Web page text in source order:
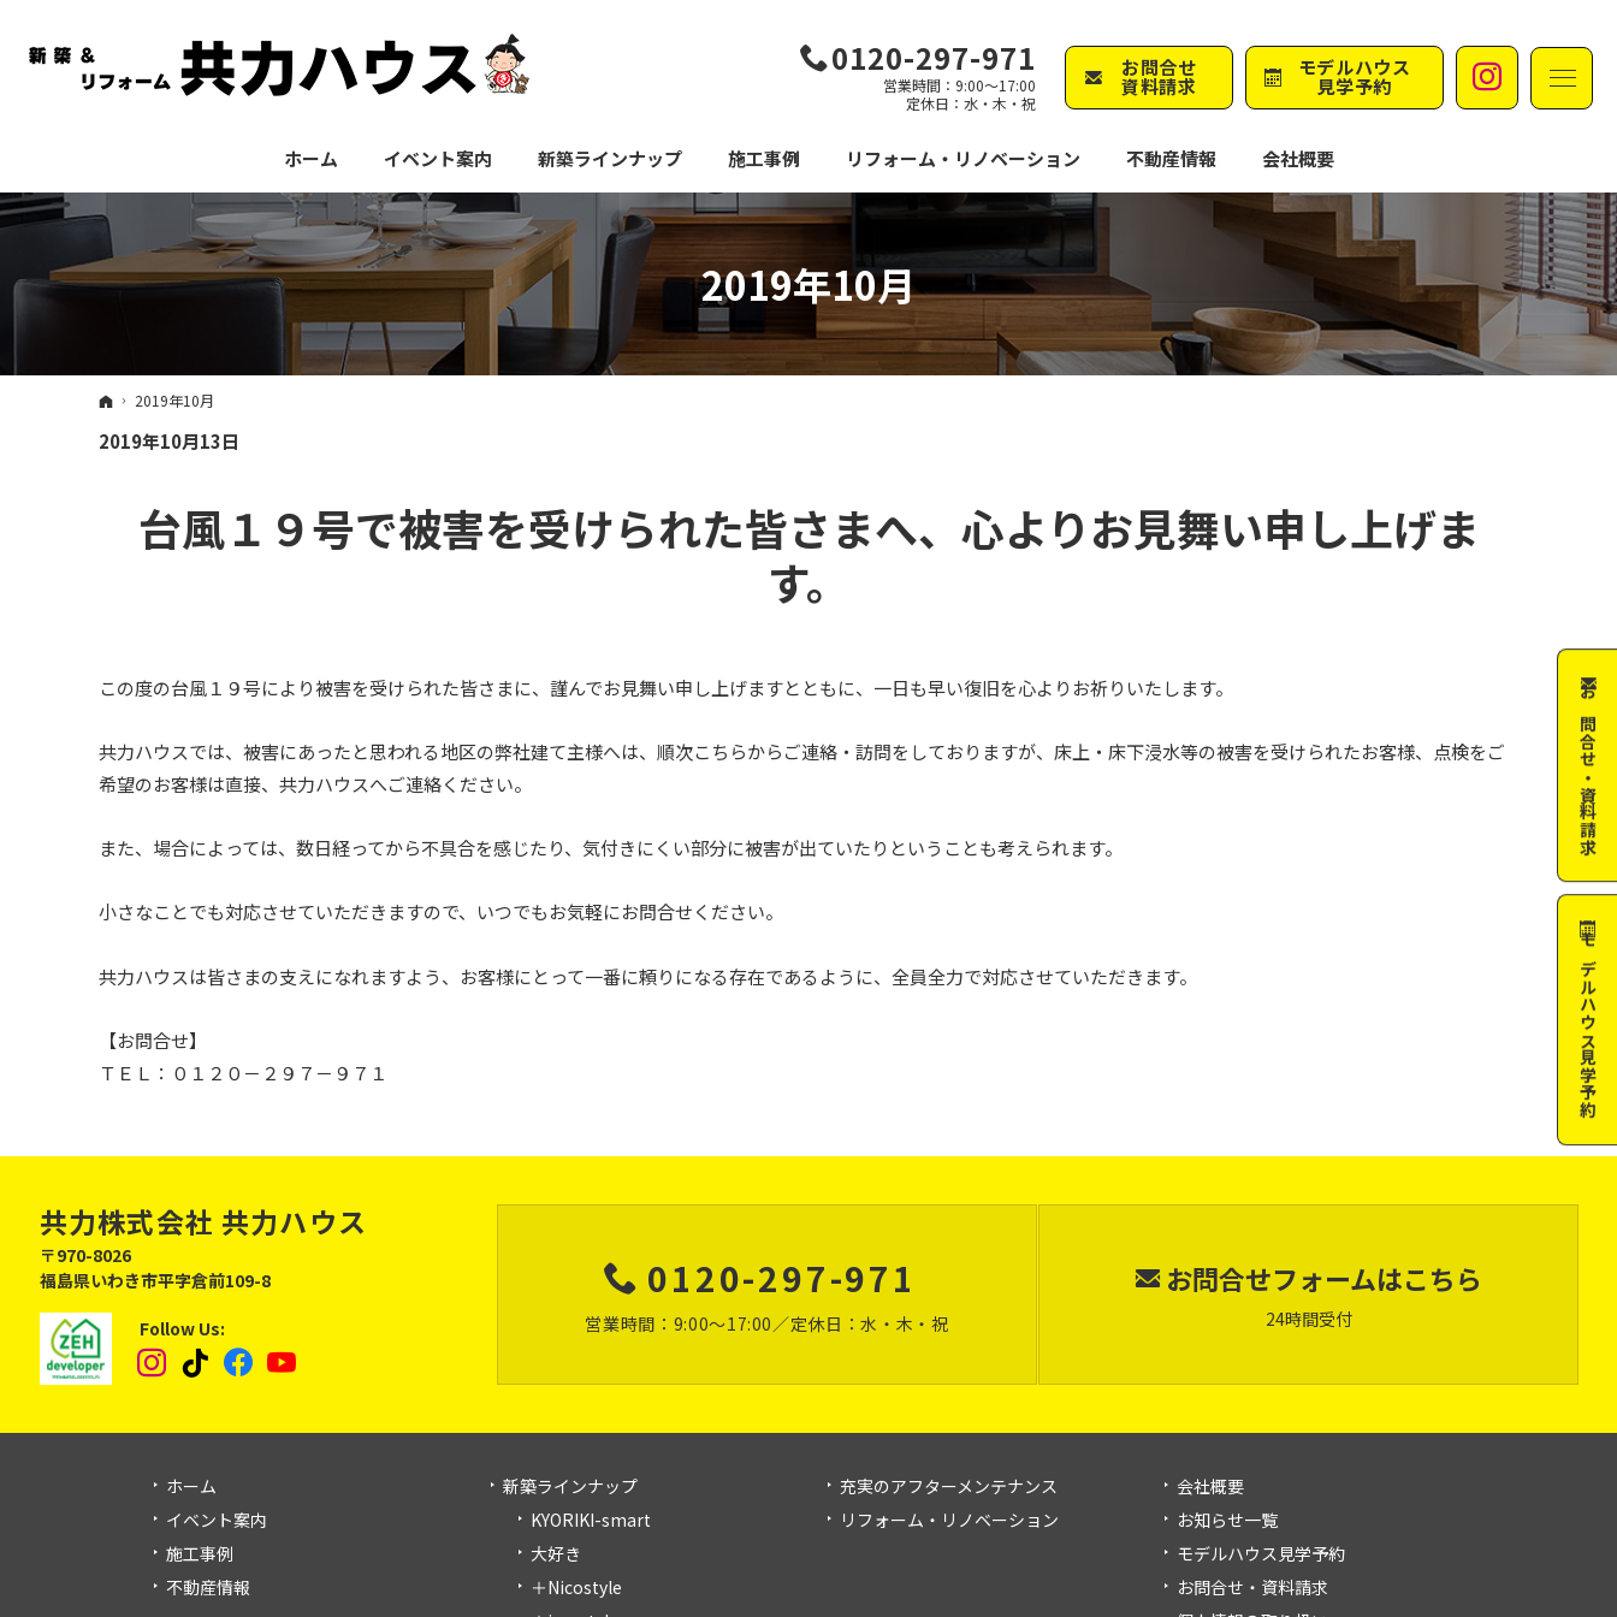
2019年10月
ホーム
2019年10月
2019年10月13日
台風１９号で被害を受けられた皆さまへ、心よりお見舞い申し上げま
す。
この度の台風１９号により被害を受けられた皆さまに、謹んでお見舞い申し上げますとともに、一日も早い復旧を心よりお祈りいたします。
共力ハウスでは、被害にあったと思われる地区の弊社建て主様へは、順次こちらからご連絡・訪問をしておりますが、床上・床下浸水等の被害を受けられたお客様、点検をご
希望のお客様は直接、共力ハウスへご連絡ください。
また、場合によっては、数日経ってから不具合を感じたり、気付きにくい部分に被害が出ていたりということも考えられます。
小さなことでも対応させていただきますので、いつでもお気軽にお問合せください。
共力ハウスは皆さまの支えになれますよう、お客様にとって一番に頼りになる存在であるように、全員全力で対応させていただきます。
【お問合せ】
ＴＥＬ：０１２０－２９７－９７１
0120-297-971
営業時間：9:00～17:00
定休日：水・木・祝
お問合せ
資料請求
モデルハウス
見学予約
ホーム イベント案内 新築ラインナップ 施工事例 リフォーム・リノベーション 不動産情報 会社概要
共力株式会社 共力ハウス
〒970-8026
福島県いわき市平字倉前109-8
Follow Us:
Instagram
tiktokFacebook
0120-297-971
営業時間：9:00～17:00／定休日：水・木・祝
お問合せフォームはこちら
24時間受付
ホーム
イベント案内
施工事例
不動産情報
新築ラインナップ
KYORIKI-smart
大好き
＋Nicostyle
充実のアフターメンテナンス
リフォーム・リノベーション
会社概要
お知らせ一覧
モデルハウス見学予約
お問合せ・資料請求
お問合せ・資料請求
モデルハウス
見学予約